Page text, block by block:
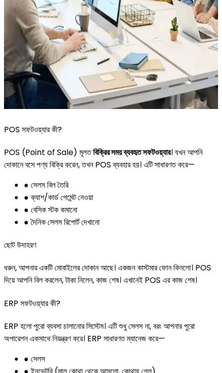
POS সফটওয়্যার কী?
POS (Point of Sale) মূলতবিক্রির সময় ব্যবহৃত সফটওয়্যার। যখন আপনি
দোকানে বসে পণ্য বিক্রি করেন, তখন POS ব্যবহার হয়। এটি সাধারণত করে—
● সেলস বিল তৈরি
● ক্যাশ/কার্ড পেমেন্ট নেওয়া
● বেসিক স্টক কমানো
● দৈনিক সেলস রিপোর্ট দেখানো
ছোট উদাহরণ
ধরুন, আপনার একটি মোবাইলের দোকান আছে। একজন কাস্টমার ফোন কিনলো। POS
দিয়ে আপনি বিল করলেন, টাকা নিলেন, কাজ শেষ। এখানেই POS এর কাজ শেষ।
ERP সফটওয়্যার কী?
ERP হলো পুরো ব্যবসা চালানোর সিস্টেম। এটি শুধু সেলস না, বরং আপনার পুরো
অপারেশন একসাথে নিয়ন্ত্রণ করে। ERP সাধারণত ম্যানেজ করে—
● সেলস